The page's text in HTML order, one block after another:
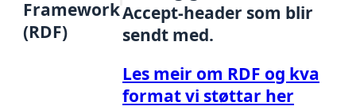
Framework
(RDF)
Accept-header som blir
sendt med.
Les meir om RDF og kva
format vi støttar her